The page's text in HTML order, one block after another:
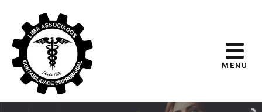
MENU